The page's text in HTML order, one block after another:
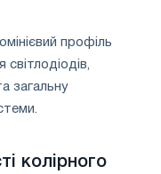
профіль
загальну
колірного